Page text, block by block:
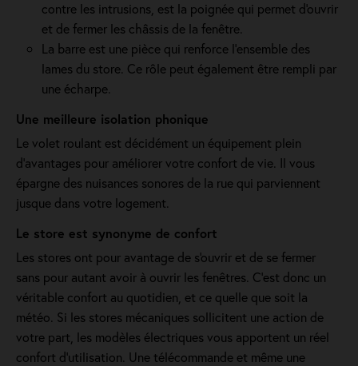
contre les intrusions, est la poignée qui permet d'ouvrir
et de fermer les châssis de la fenêtre.
La barre est une pièce qui renforce l’ensemble des
lames du store. Ce rôle peut également être rempli par
une écharpe.
Une meilleure isolation phonique
Le volet roulant est décidément un équipement plein
d'avantages pour améliorer votre confort de vie. Il vous
épargne des nuisances sonores de la rue qui parviennent
jusque dans votre logement.
Le store est synonyme de confort
Les stores ont pour avantage de s'ouvrir et de se fermer
sans pour autant avoir à ouvrir les fenêtres. C’est donc un
véritable confort au quotidien, et ce quelle que soit la
météo. Si les stores mécaniques sollicitent une action de
votre part, les modèles électriques vous apportent un réel
confort d'utilisation. Une télécommande et même une